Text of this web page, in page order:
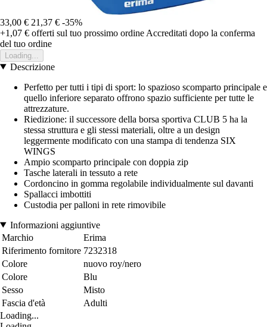
33,00 € 21,37 € -35%
+1,07 € offerti sul tuo prossimo ordine Accreditati dopo la conferma
del tuo ordine
Loading...
Descrizione
Perfetto per tutti i tipi di sport: lo spazioso scomparto principale e
quello inferiore separato offrono spazio sufficiente per tutte le
attrezzature.
Riedizione: il successore della borsa sportiva CLUB 5 ha la
stessa struttura e gli stessi materiali, oltre a un design
leggermente modificato con una stampa di tendenza SIX
WINGS
Ampio scomparto principale con doppia zip
Tasche laterali in tessuto a rete
Cordoncino in gomma regolabile individualmente sul davanti
Spallacci imbottiti
Custodia per palloni in rete rimovibile
Informazioni aggiuntive
Marchio
Erima
Riferimento fornitore 7232318
Colore
nuovo roy/nero
Colore
Blu
Sesso
Misto
Fascia d'età
Adulti
Loading...